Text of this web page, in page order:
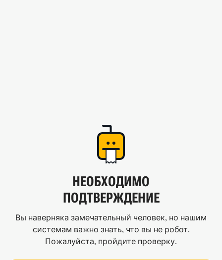
НЕОБХОДИМО
ПОДТВЕРЖДЕНИЕ
Вы наверняка замечательный человек, но нашим
системам важно знать, что вы не робот.
Пожалуйста, пройдите проверку.